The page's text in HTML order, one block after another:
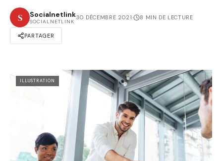
S Socialnetlink
SOCIALNETLINK
30 DÉCEMBRE 2021· 8 MIN DE LECTURE
PARTAGER
ILLUSTRATION